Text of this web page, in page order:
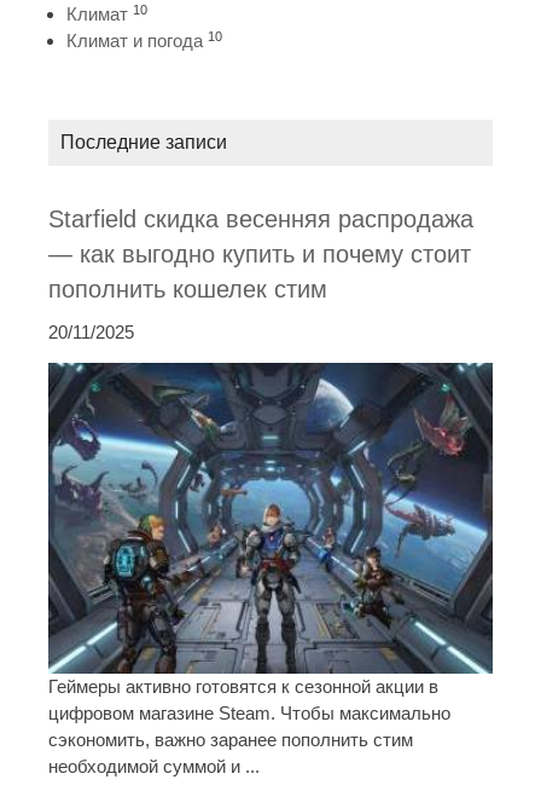
Климат 10
Климат и погода 10
Последние записи
Starfield скидка весенняя распродажа
— как выгодно купить и почему стоит
пополнить кошелек стим
20/11/2025
Геймеры активно готовятся к сезонной акции в
цифровом магазине Steam. Чтобы максимально
сэкономить, важно заранее пополнить стим
необходимой суммой и ...